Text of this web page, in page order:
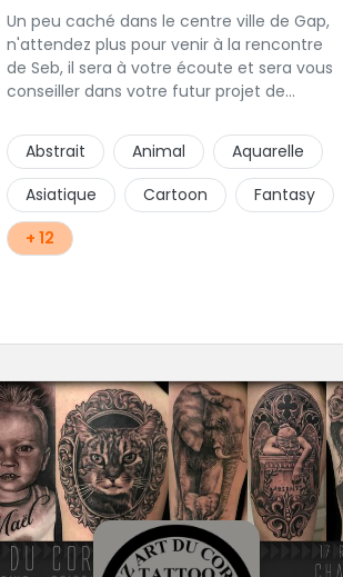
Un peu caché dans le centre ville de Gap,
n'attendez plus pour venir à la rencontre
de Seb, il sera à votre écoute et sera vous
conseiller dans votre futur projet de
déçu.
Abstrait Animal
Aquarelle
Asiatique
Cartoon
Fantasy
+ 12